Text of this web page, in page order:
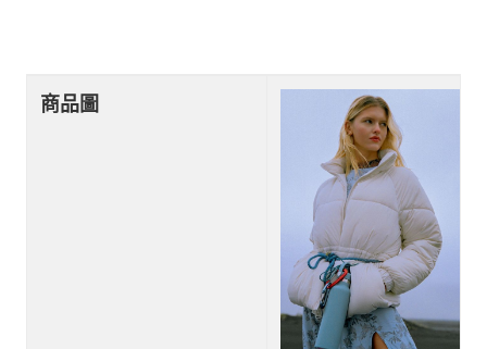
商品圖